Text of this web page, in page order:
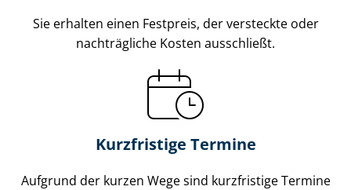
Sie erhalten einen Festpreis, der versteckte oder
nachträgliche Kosten ausschließt.
Kurzfristige Termine
Aufgrund der kurzen Wege sind kurzfristige Termine